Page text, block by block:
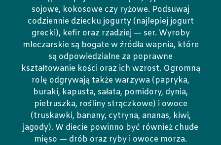
sojowe, kokosowe czy ryżowe. Podsuwaj
codziennie dziecku jogurty (najlepiej jogurt
grecki), kefir oraz rzadziej — ser. Wyroby
mleczarskie są bogate w źródła wapnia, które
są odpowiedzialne za poprawne
kształtowanie kości oraz ich wzrost. Ogromną
rolę odgrywają także warzywa (papryka,
buraki, kapusta, sałata, pomidory, dynia,
pietruszka, rośliny strączkowe) i owoce
(truskawki, banany, cytryna, ananas, kiwi,
jagody). W diecie powinno być również chude
mięso — drób oraz ryby i owoce morza.